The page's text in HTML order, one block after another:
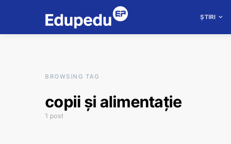
ȘTIRI
BROWSING TAG
copii și alimentație
1 post